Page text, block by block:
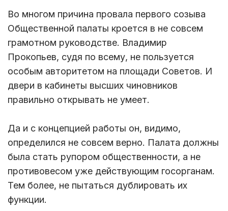
Во многом причина провала первого созыва
Общественной палаты кроется в не совсем
грамотном руководстве. Владимир
Прокопьев, судя по всему, не пользуется
особым авторитетом на площади Советов. И
двери в кабинеты высших чиновников
правильно открывать не умеет.
Да и с концепцией работы он, видимо,
определился не совсем верно. Палата должны
была стать рупором общественности, а не
противовесом уже действующим госорганам.
Тем более, не пытаться дублировать их
функции.